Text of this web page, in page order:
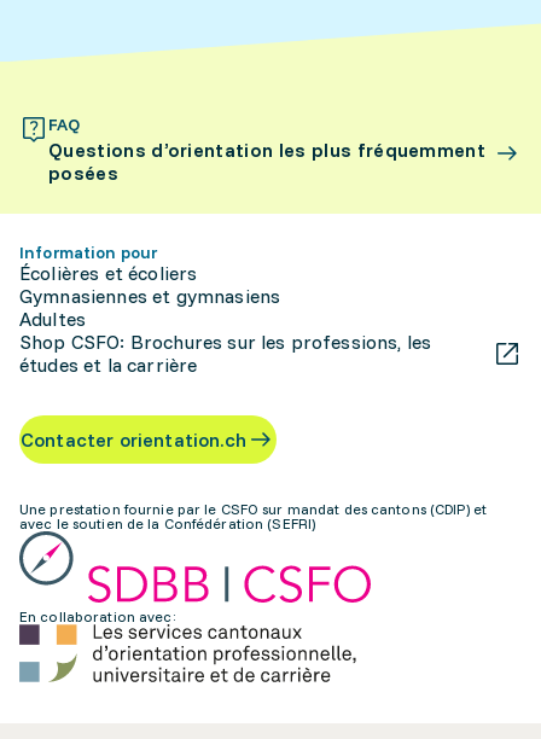
FAQ
Questions d’orientation les plus fréquemment
posées
Information pour
Écolières et écoliers
Gymnasiennes et gymnasiens
Adultes
Shop CSFO: Brochures sur les professions, les
études et la carrière
Contacter orientation.ch
Une prestation fournie par le CSFO sur mandat des cantons (CDIP) et
avec le soutien de la Confédération (SEFRI)
En collaboration avec: